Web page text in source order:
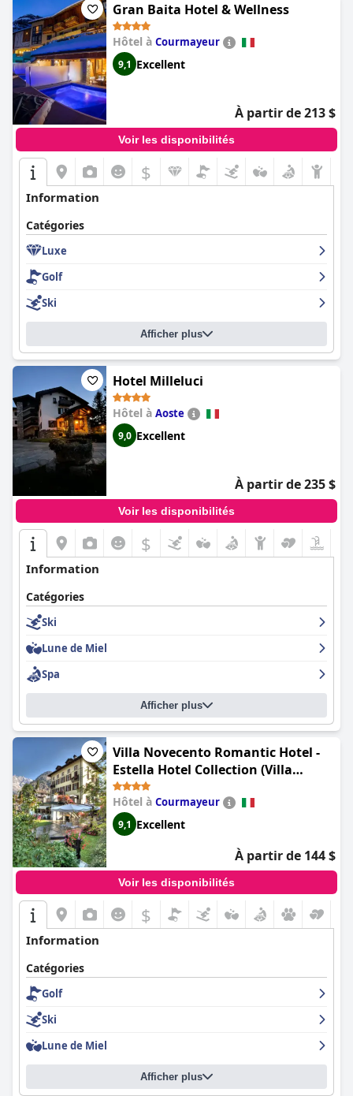
Gran Baita Hotel & Wellness
Hôtel à Courmayeur
9,1 Excellent
À partir de 213 $
Voir les disponibilités
$
Information
Catégories
Luxe
Golf
Ski
Afficher plus
Hotel Milleluci
Hôtel à Aoste
9,0 Excellent
À partir de 235 $
Voir les disponibilités
$
Information
Catégories
Ski
Lune de Miel
Spa
Afficher plus
Villa Novecento Romantic Hotel -
Estella Hotel Collection (Villa
Novecento Romantic Hotel - Estella
Hotel Collection & Experience)
Hôtel à Courmayeur
9,1 Excellent
À partir de 144 $
Voir les disponibilités
$
Information
Catégories
Golf
Ski
Lune de Miel
Afficher plus